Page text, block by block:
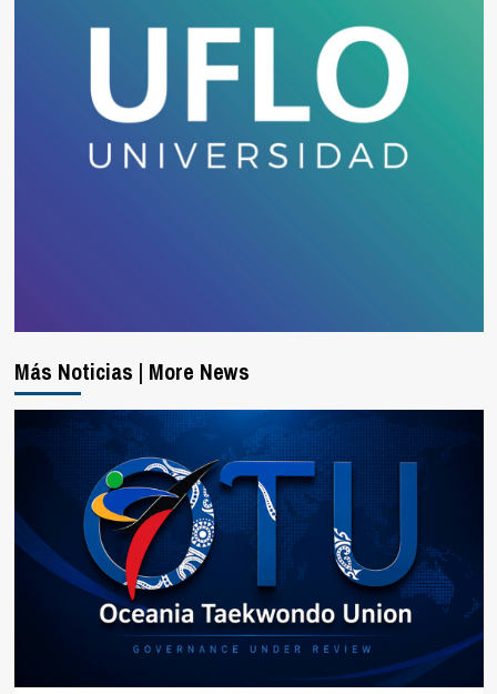
Más Noticias | More News